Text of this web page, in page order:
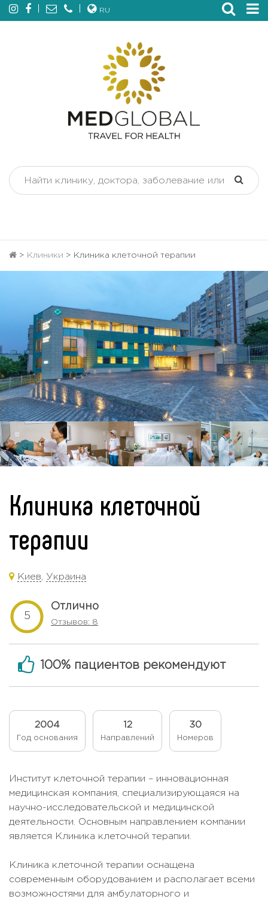
RU
> Клиники > Клиника клеточной терапии
Клиника клеточной
терапии
Киев Украина
5
Отлично
Отзывов: 8
100% пациентов рекомендуют
2004
Год основания
12
Направлений
30
Номеров
Институт клеточной терапии – инновационная
медицинская компания, специализирующаяся на
научно-исследовательской и медицинской
деятельности. Основным направлением компании
является Клиника клеточной терапии.
Клиника клеточной терапии оснащена
современным оборудованием и располагает всеми
возможностями для амбулаторного и